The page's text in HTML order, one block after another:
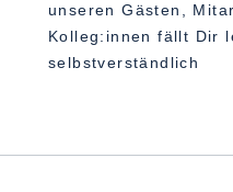
unseren Gästen,
Kolleg:innen fällt Dir
selbstverständlich